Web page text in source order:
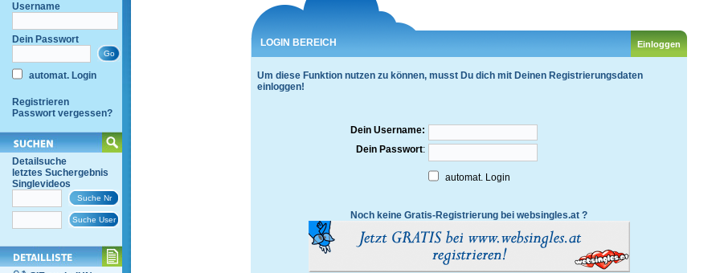
Username
Dein Passwort
automat. Login
Registrieren
Passwort vergessen?
Detailsuche
letztes Suchergebnis
Singlevideos
LOGIN BEREICH
Um diese Funktion nutzen zu können, musst Du dich mit Deinen Registrierungsdaten
einloggen!
Dein Username:
Dein Passwort:
automat. Login
Noch keine Gratis-Registrierung bei websingles.at ?